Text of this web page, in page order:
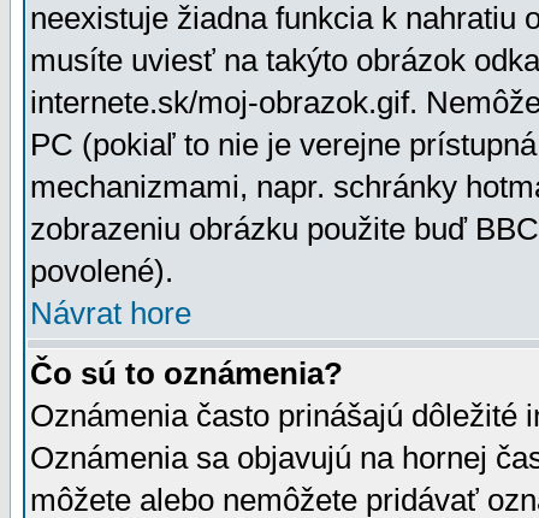
neexistuje žiadna funkcia k nahratiu
musíte uviesť na takýto obrázok
internete.sk/moj-obrazok.gif.
PC (pokiaľ to nie je verejne
mechanizmami, napr. schránky
zobrazeniu obrázku použite buď
povolené).
Návrat hore
Čo sú to oznámenia?
Oznámenia často prinášajú dôležité
Oznámenia sa objavujú na hornej
môžete alebo nemôžete pridávať